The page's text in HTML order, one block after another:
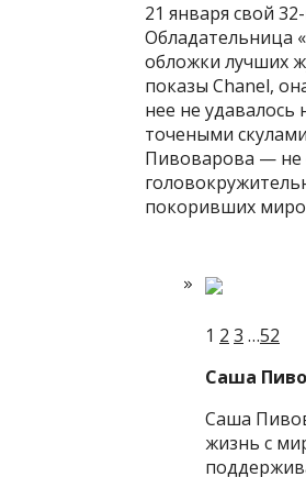
21 января свой
Обладательница
обложки лучших
показы Chanel,
нее не
точеными
Пивоварова — не
покоривших
1 2 3 …52
Саша
Саша
жизнь с